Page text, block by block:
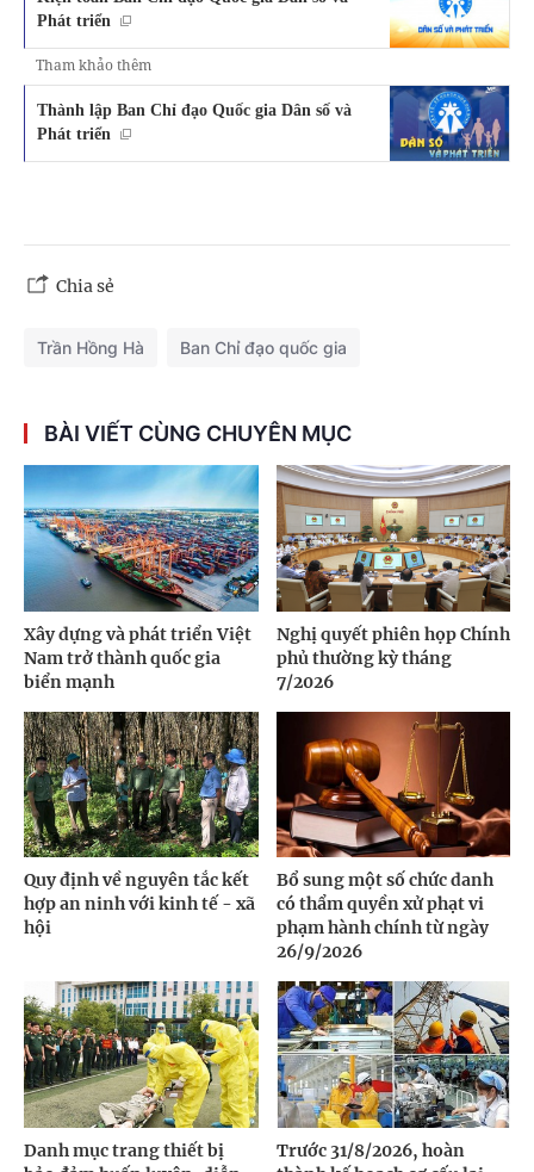
Phát triển
Tham khảo thêm
Thành lập Ban Chỉ đạo Quốc gia Dân số và
Phát triển
Chia sẻ
Trần Hồng Hà Ban Chỉ đạo quốc gia
BÀI VIẾT CÙNG CHUYÊN MỤC
Xây dựng và phát triển Việt
Nam trở thành quốc gia
biển mạnh
Nghị quyết phiên họp Chính
phủ thường kỳ tháng
7/2026
Quy định về nguyên tắc kết
hợp an ninh với kinh tế - xã
hội
Bổ sung một số chức danh
có thẩm quyền xử phạt vi
phạm hành chính từ ngày
26/9/2026
Danh mục trang thiết bị
Trước 31/8/2026, hoàn